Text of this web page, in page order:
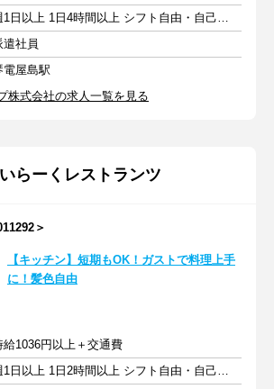
週1日以上 1日4時間以上 シフト自由・自己申告
遣社員
電屋島駅
株式会社の求人一覧を見る
らーくレストランツ
＞
【キッチン】短期もOK！ガストで料理上手
に！髪色自由
給1036円以上＋交通費
週1日以上 1日2時間以上 シフト自由・自己申告